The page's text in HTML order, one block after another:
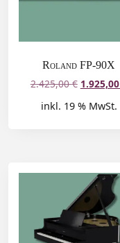
Roland FP-90X
2.425,00€ 1.925,00
inkl. 19 % MwSt.